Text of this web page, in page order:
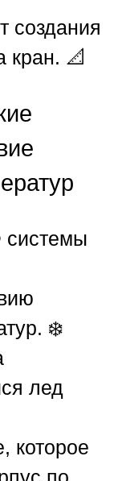
создания
кран. 📐
системы
❄️
лед
которое